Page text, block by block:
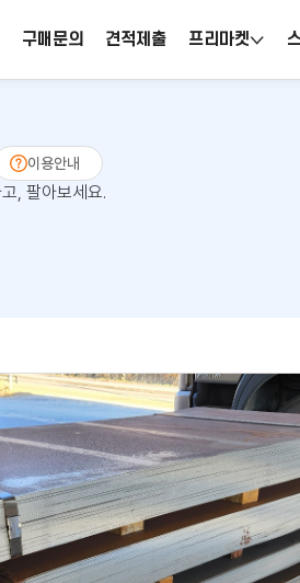
구매문의 견적제출 프리마켓
이용안내
, 팔아보세요.